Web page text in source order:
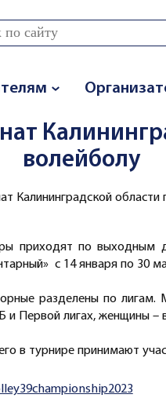
поиска
волейболу
Калининградской области
приходят по выходным
с 14 января по 30
разделены по лигам.
и Первой лигах, женщины –
в турнире принимают